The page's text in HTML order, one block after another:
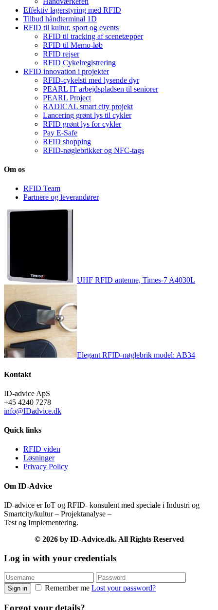
Effektiv lagerstyring med RFID
Tilbud håndterminal 1D
RFID til kultur, sport og events
RFID til tracking af scenetæpper
RFID til Memo-løb
RFID rejser
RFID Cykelregistrering
RFID innovation i projekter
RFID-cykelsti med lysende dyr
PEARL IT arbejdspladsen til seniorer
PEARL Project
RADICAL smart city projekt
Lancering grønt lys til cykler
RFID grønt lys for cykler
Pay E-Safe
RFID shopping
RFID-nøglebrikker og NFC-tags
Om os
RFID Team
Partnere og leverandører
UHF RFID antenne, Times-7 A4030L
Elegant RFID-nøglebrik model: AB34
Kontakt
ID-advice ApS
+45 4240 7278
info@IDadvice.dk
Quick links
RFID viden
Løsninger
Privacy Policy
Om ID-Advice
ID-advice er IoT og RFID- konsulent med speciale i Industri og
Smartcity/kultur – Projektanalyse –
Test og Implementering.
© 2026 by ID-Advice.dk. All Rights Reserved
Log in with your credentials
Sign in Remember me Lost your password?
Forgot your details?